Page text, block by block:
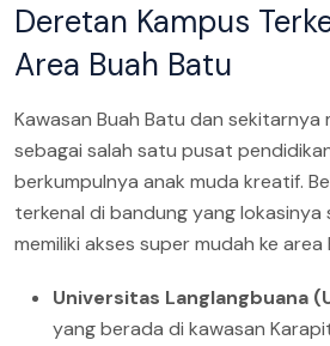
Deretan Kampus
Area Buah Batu
Kawasan Buah Batu dan sekitarnya
sebagai salah satu pusat
berkumpulnya anak muda kreatif.
terkenal di bandung yang
memiliki akses super mudah ke
Universitas Langlangbuana
yang berada di kawasan